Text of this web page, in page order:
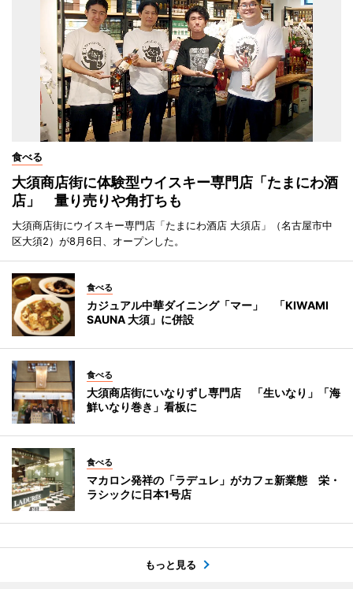
食べる
大須商店街に体験型ウイスキー専門店「たまにわ酒
店」 量り売りや角打ちも
大須商店街にウイスキー専門店「たまにわ酒店 大須店」（名古屋市中
区大須2）が8月6日、オープンした。
食べる
カジュアル中華ダイニング「マー」 「KIWAMI
SAUNA 大須」に併設
食べる
大須商店街にいなりずし専門店 「生いなり」「海
鮮いなり巻き」看板に
食べる
マカロン発祥の「ラデュレ」がカフェ新業態 栄・
ラシックに日本1号店
もっと見る